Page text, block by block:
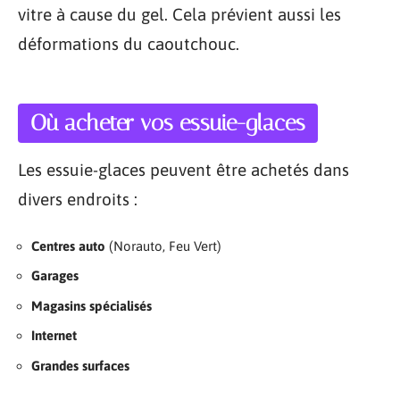
vitre à cause du gel. Cela prévient aussi les
déformations du caoutchouc.
Où acheter vos essuie-glaces
Les essuie-glaces peuvent être achetés dans
divers endroits :
Centres auto (Norauto, Feu Vert)
Garages
Magasins spécialisés
Internet
Grandes surfaces